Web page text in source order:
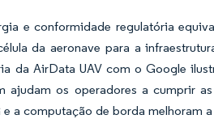
e conformidade regulatória
da aeronave para a
da AirData UAV com o Google
ajudam os operadores a cumprir
a computação de borda melhoram